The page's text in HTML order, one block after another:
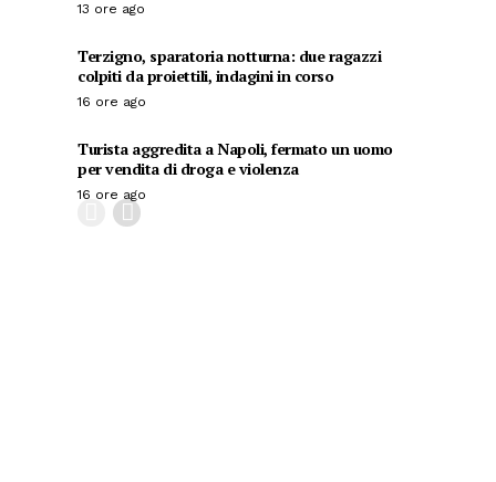
13 ore ago
Terzigno, sparatoria notturna: due ragazzi
colpiti da proiettili, indagini in corso
16 ore ago
Turista aggredita a Napoli, fermato un uomo
per vendita di droga e violenza
16 ore ago